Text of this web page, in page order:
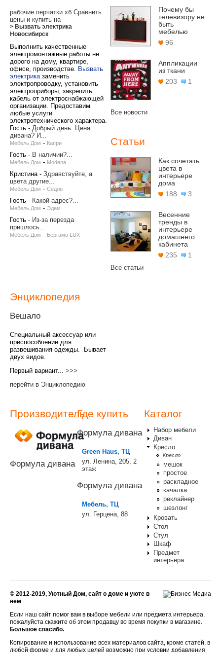
рабочие перчатки хб Сравнить
цены и купить на
> Вызвать электрика
Новосибирск
Выполнить качественные
электромонтажные работы не
дорого на дому, квартире,
офисе, производстве. Вызвать
электриказаменить
электропроводку, установить
электроприборы, закрепить
кабель от электроснабжающей
организации. Предоставим
любые услуги
электротехнического характера.
Гость - Добрый день. Цена
дивана? И...
Мебель Дом - Капри
Гость - В наличии?...
Мебель Дом - Modena
Кристина- Здравствуйте, а
цвета другие...
Мебель Дом - Седло
Гость - Какой адрес?...
Мебель Дом - Эдем
Гость - Из-за перезда
пришлось...
Мебель Дом - Бергамо LUX
Почему бы
телевизору не
быть
мебелью
96
Аппликации
из ткани
203
1
Все новости
Статьи
Как сочетать
цвета в
интерьере
дома
188
3
Весенние
тренды в
интерьере
домашнего
кабинета
235
1
Все статьи
Энциклопедия
Вешало
Специальный аксессуар или
приспособление для
развешивания одежды. Бывает
двух видов.
Первый вариант... >>>
перейти в Энциклопедию
Производитель
Формула дивана
Где купить
Формула дивана
Green Haus, ТЦ
ул. Ленина, 205, 2
этаж
Формула дивана
Мебель, ТЦ
ул. Герцена, 88
Каталог
Набор мебели
Диван
Кресло
Кресло
мешок
простое
раскладное
качалка
реклайнер
шезлонг
Кровать
Стол
Стул
Шкаф
Предмет
интерьера
© 2012-2019, Уютный Дом, сайт о доме и уюте в
нем
Если наш сайт помог вам в выборе мебели или предмета интерьера,
пожалуйста скажите об этом продавцу во время покупки в магазине.
Большое спасибо.
Копирование и использование всех материалов сайта, кроме статей, в
любой форме и для любых целей возможно при условии добавления